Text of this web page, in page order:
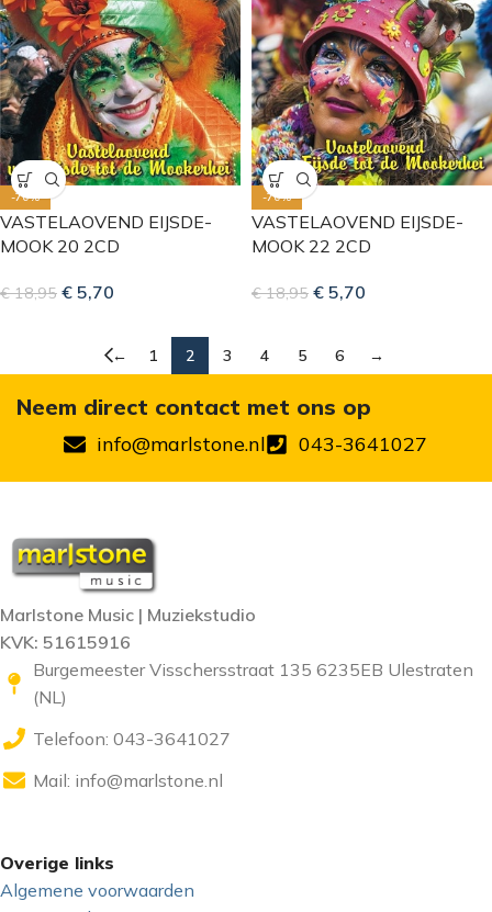
-70%
VASTELAOVEND EIJSDE-
MOOK 20 2CD
€18,95 € 5,70
-70%
VASTELAOVEND EIJSDE-
MOOK 22 2CD
€18,95 € 5,70
← 1 2 3 4 5 6 →
Neem direct contact met ons op
info@marlstone.nl 043-3641027
Marlstone Music | Muziekstudio
KVK: 51615916
Burgemeester Visschersstraat 135 6235EB Ulestraten
(NL)
Telefoon: 043-3641027
Mail: info@marlstone.nl
Overige links
Algemene voorwaarden